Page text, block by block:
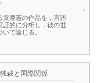
黄遵憲の作品を，言語
証的に分析し，彼の世
て論じる。
裁と国際関係